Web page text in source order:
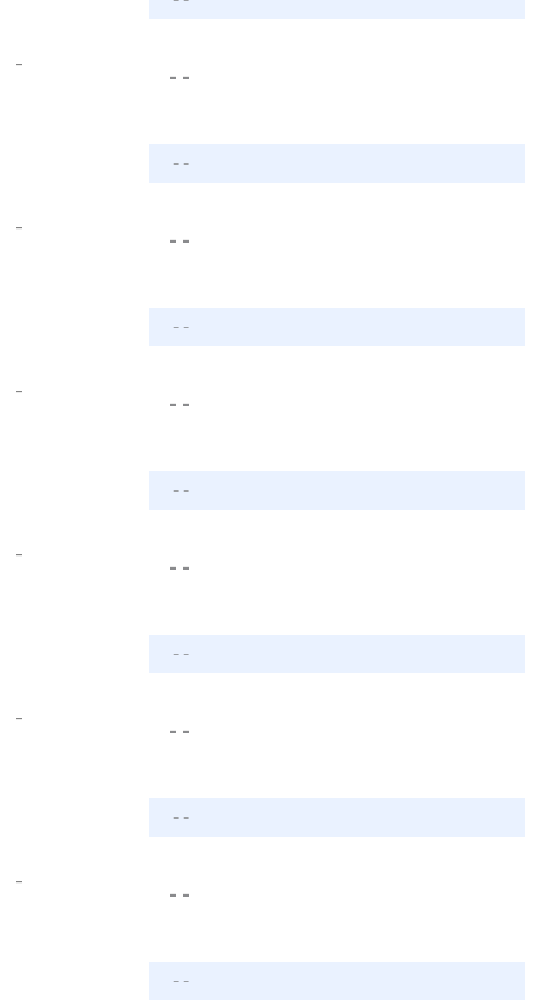
-
- -
- -
-
- -
- -
-
- -
- -
-
- -
- -
-
- -
- -
-
- -
- -